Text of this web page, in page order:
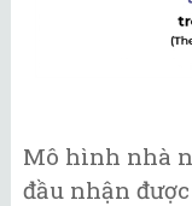
Mô hình nhà
đầu nhận